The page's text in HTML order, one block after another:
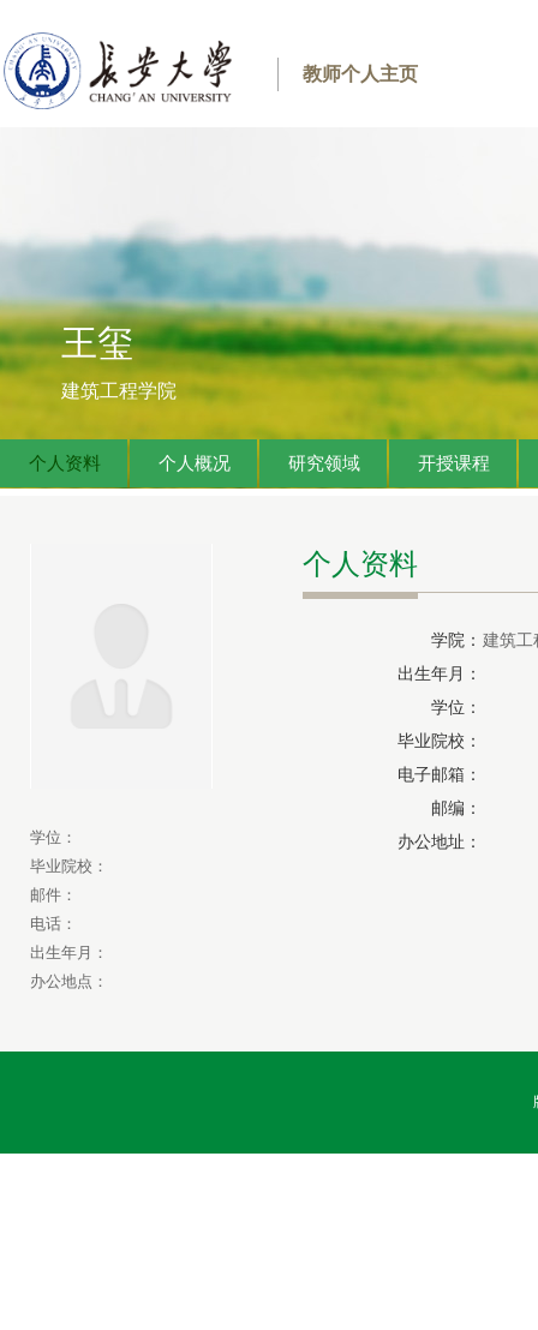
教师个人主页
王玺
建筑工程学院
个人资料 个人概况 研究领域 开授课程
学位：
毕业院校：
邮件：
电话：
出生年月：
办公地点：
个人资料
学院： 建筑工
出生年月：
学位：
毕业院校：
电子邮箱：
邮编：
办公地址：